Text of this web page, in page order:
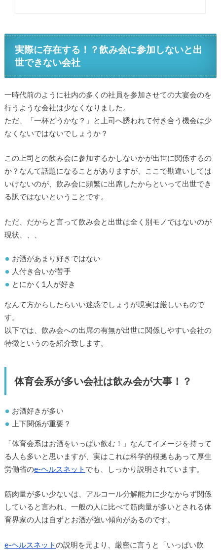
実際に存在する！？飲み会に参加しないと出
世できない会社
一時代前のように社内の多くの社員を参加させての大宴会のを
行うような会社は少なくなりました。
ただ、「一杯どうかな？」と上司へ誘われて付き合う機会は少
なくないではないでしょうか？
この上司との飲み会に参加するかしないかが出世に関係するの
か？なんて話題になることがありますが、ここで勘違いしては
いけないのが、飲み会に頻繁に出席したからといって出世でき
る訳ではないということです。
ただ、だからと言って飲み会と出世は全く別モノではないのが
現状、、、
お酒があまり好きではない
人付き合いが苦手
とにかく1人が好き
なんて方からしたらいい迷惑でしょうが現実は厳しいもので
す。
以下では、飲み会への出席の有無が出世に関係しやすい会社の
特徴というのを紹介致します。
体育会系が多い会社は飲み会が大事！？
お酒好きが多い
上下関係が重要？
「体育会系はお酒をいっぱい飲む！」なんてイメージを持って
る人も多いと思いますが、実はこれは科学的根拠もあって厚生
労働省のe-ヘルスネット でも、しっかり説明されています。
筋肉量が多い少ないは、アルコール分解能力に少なからず関係
していると言われ、一般の人に比べて筋肉量が多いとされる体
育界家の人は自ずとお酒が強い傾向があるのです。
e-ヘルスネットの説明を元より、厳密に言うと「いっぱい飲